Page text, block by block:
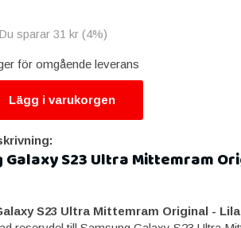
sparar 31 kr(4%)
för omgående leverans
Lägg i varukorgen
Galaxy S23 Ultra Mittemram
S23 Ultra Mittemram Original - Lila